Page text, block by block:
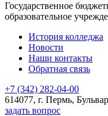
Государственное
образовательное
История колледжа
Новости
Наши контакты
Обратная связь
+7 (342) 282-04-00
614077, г. Пермь,
задать вопрос